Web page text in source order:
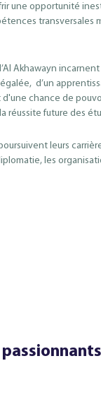
une opportunité
transversales
Akhawayn
d’un
chance de
réussite future des
leurs
les